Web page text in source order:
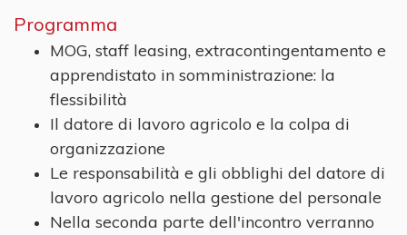
Programma
MOG, staff leasing, extracontingentamento e
apprendistato in somministrazione: la
flessibilità
Il datore di lavoro agricolo e la colpa di
organizzazione
Le responsabilità e gli obblighi del datore di
lavoro agricolo nella gestione del personale
Nella seconda parte dell'incontro verranno